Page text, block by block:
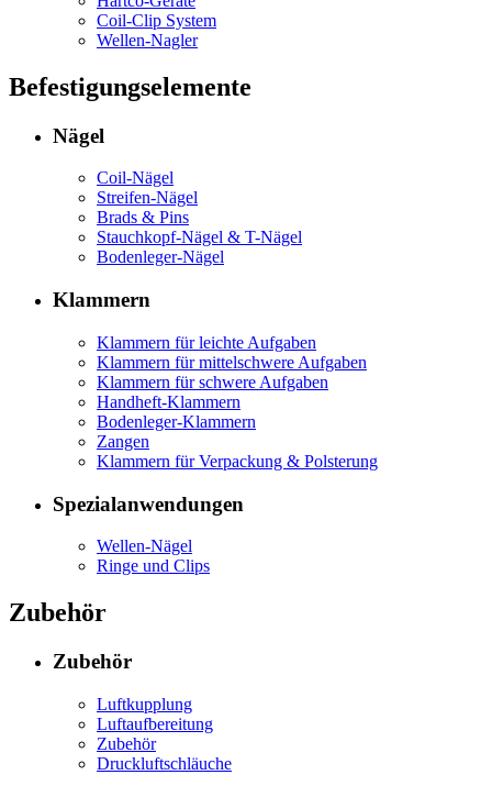
Coil-Clip System
Wellen-Nagler
Befestigungselemente
Nägel
Coil-Nägel
Streifen-Nägel
Brads & Pins
Stauchkopf-Nägel & T-Nägel
Bodenleger-Nägel
Klammern
Klammern für leichte Aufgaben
Klammern für mittelschwere Aufgaben
Klammern für schwere Aufgaben
Handheft-Klammern
Bodenleger-Klammern
Zangen
Klammern für Verpackung & Polsterung
Spezialanwendungen
Wellen-Nägel
Ringe und Clips
Zubehör
Zubehör
Luftkupplung
Luftaufbereitung
Zubehör
Druckluftschläuche